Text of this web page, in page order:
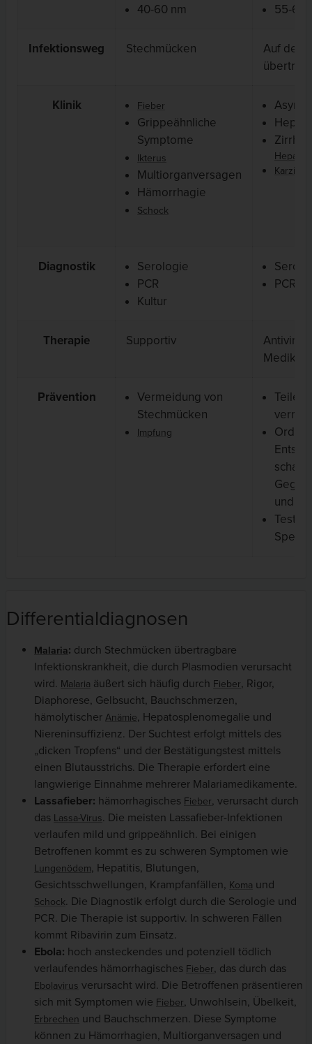
40-60 nm
55-65
Infektionsweg Stechmücken
Auf dem
Klinik Fieber
Grippeähnliche
Symptome
Ikterus
Multiorganversagen
Hämorrhagie
Schock
Diagnostik
Serologie
PCR
Kultur
PCR
Therapie Supportiv
Antivirale
Prävention
Vermeidung von
Stechmücken
Impfung
Teilen
und
Differentialdiagnosen
Malaria: durch Stechmücken übertragbare
Infektionskrankheit, die durch Plasmodien verursacht
wird. Malaria äußert sich häufig durch Fieber, Rigor,
Diaphorese, Gelbsucht, Bauchschmerzen,
hämolytischer Anämie, Hepatosplenomegalie und
Niereninsuffizienz. Der Suchtest erfolgt mittels des
„dicken Tropfens“ und der Bestätigungstest mittels
einen Blutausstrichs. Die Therapie erfordert eine
langwierige Einnahme mehrerer Malariamedikamente.
Lassafieber: hämorrhagisches Fieber, verursacht durch
das Lassa-Virus. Die meisten Lassafieber-Infektionen
verlaufen mild und grippeähnlich. Bei einigen
Betroffenen kommt es zu schweren Symptomen wie
Lungenödem, Hepatitis, Blutungen,
Gesichtsschwellungen, Krampfanfällen, Koma und
Schock. Die Diagnostik erfolgt durch die Serologie und
PCR. Die Therapie ist supportiv. In schweren Fällen
kommt Ribavirin zum Einsatz.
Ebola: hoch ansteckendes und potenziell tödlich
verlaufendes hämorrhagisches Fieber, das durch das
Ebolavirus verursacht wird. Die Betroffenen präsentieren
sich mit Symptomen wie Fieber, Unwohlsein, Übelkeit,
Erbrechen und Bauchschmerzen. Diese Symptome
können zu Hämorrhagien, Multiorganversagen und